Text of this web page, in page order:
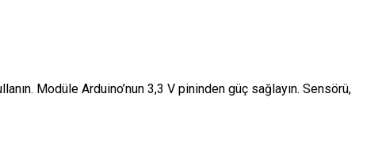
Modüle Arduino’nun 3,3 V pininden güç sağlayın. Sensörü,